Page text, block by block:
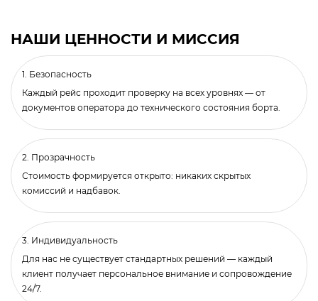
НАШИ ЦЕННОСТИ И МИССИЯ
1. Безопасность
Каждый рейс проходит проверку на всех уровнях — от
документов оператора до технического состояния борта.
2. Прозрачность
Стоимость формируется открыто: никаких скрытых
комиссий и надбавок.
3. Индивидуальность
Для нас не существует стандартных решений — каждый
клиент получает персональное внимание и сопровождение
24/7.